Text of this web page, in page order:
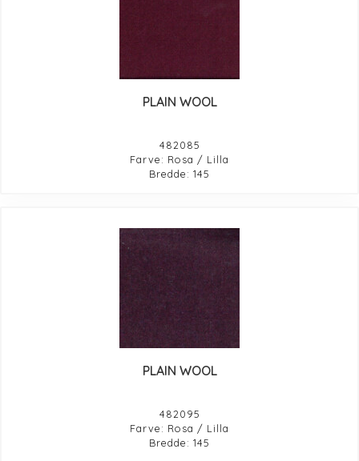
PLAIN WOOL
482085
Farve: Rosa / Lilla
Bredde: 145
PLAIN WOOL
482095
Farve: Rosa / Lilla
Bredde: 145